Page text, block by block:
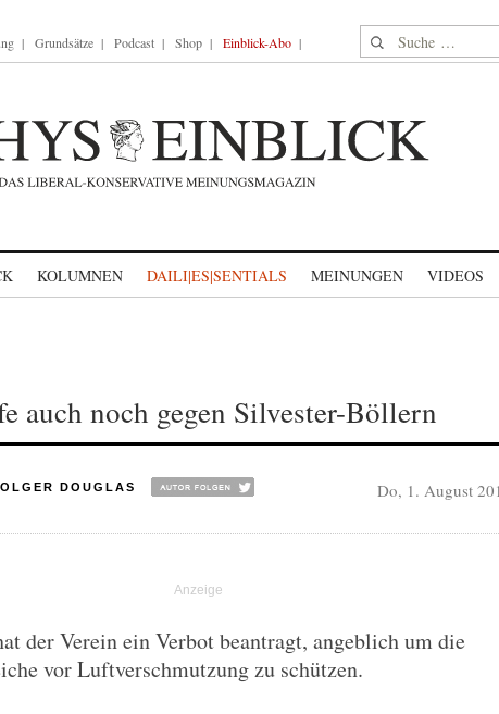
Grundsätze Podcast Shop Einblick-Abo Suche nach:
KOLUMNEN DAILI|ES|SENTIALS MEINUNGEN VIDEOS
auch noch gegen Silvester-Böllern
DOUGLAS Do, 1. August
der Verein ein Verbot beantragt, angeblich um die
vor Luftverschmutzung zu schützen.